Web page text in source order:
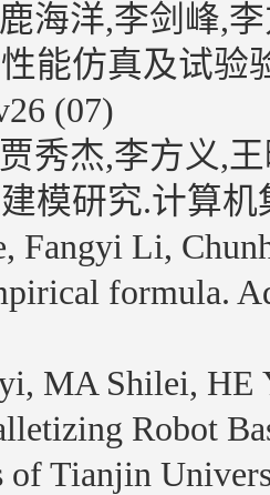
海洋,李剑峰,
能仿真及试验
(07)
秀杰,李方义,
模研究.计算机
Fangyi Li,
formula.
MA Shilei, HE
Robot
of Tianjin